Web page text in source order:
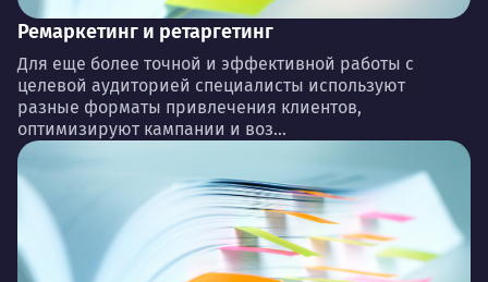
Ремаркетинг и ретаргетинг
Для еще более точной и эффективной работы с
целевой аудиторией специалисты используют
разные форматы привлечения клиентов,
оптимизируют кампании и воз...